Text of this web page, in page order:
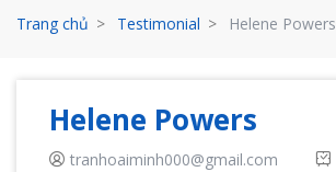
Trang chủ Testimonial Helene Powers
Helene Powers
tranhoaiminh000@gmail.com